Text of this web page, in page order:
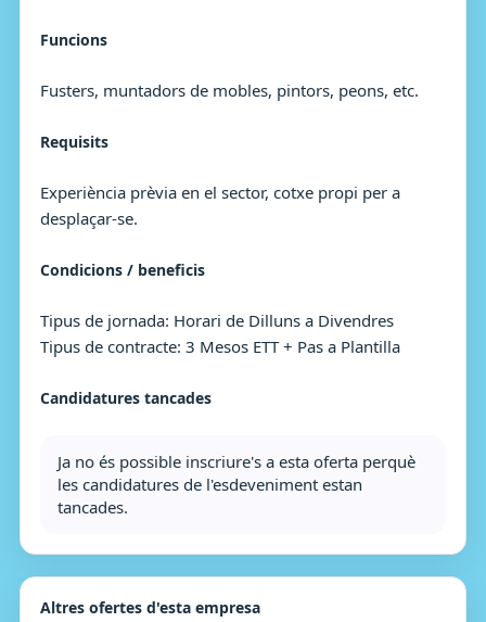
Funcions
Fusters, muntadors de mobles, pintors, peons, etc.
Requisits
Experiència prèvia en el sector, cotxe propi per a
desplaçar-se.
Condicions / beneficis
Tipus de jornada: Horari de Dilluns a Divendres
Tipus de contracte: 3 Mesos ETT + Pas a Plantilla
Candidatures tancades
Ja no és possible inscriure's a esta oferta perquè
les candidatures de l'esdeveniment estan
tancades.
Altres ofertes d'esta empresa